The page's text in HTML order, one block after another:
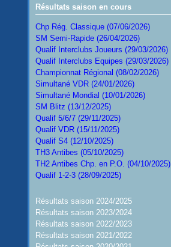
Résultats saison en cours
Chp Rég. Classique (07/06/2026)
SM Semi-Rapide (26/04/2026)
Qualif Interclubs Joueurs (29/03/2026)
Qualif Interclubs Equipes (29/03/2026)
Championnat Régional (08/02/2026)
Simultané VDR (24/01/2026)
Simultané Mondial (10/01/2026)
SM Blitz (13/12/2025)
Qualif 5/6/7 (29/11/2025)
Qualif VDR (15/11/2025)
Qualif S4 (12/10/2025)
TH3 Antibes (05/10/2025)
TH2 Antibes Chp. en P.O. (04/10/2025)
Qualif 1-2-3 (28/09/2025)
Résultats saison 2024/2025
Résultats saison 2023/2024
Résultats saison 2022/2023
Résultats saison 2021/2022